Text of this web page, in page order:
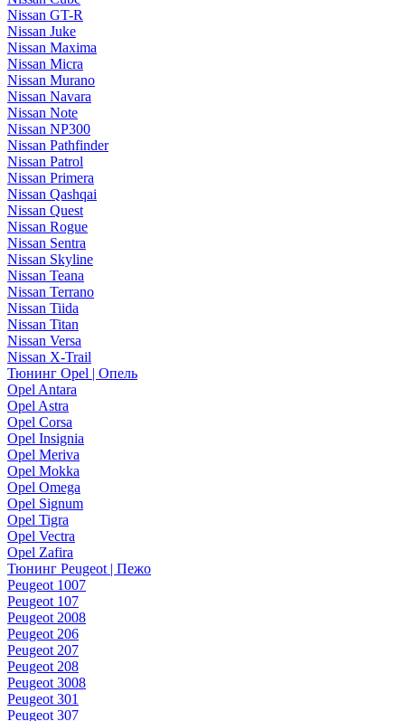
Nissan GT-R
Nissan Juke
Nissan Maxima
Nissan Micra
Nissan Murano
Nissan Navara
Nissan Note
Nissan NP300
Nissan Pathfinder
Nissan Patrol
Nissan Primera
Nissan Qashqai
Nissan Quest
Nissan Rogue
Nissan Sentra
Nissan Skyline
Nissan Teana
Nissan Terrano
Nissan Tiida
Nissan Titan
Nissan Versa
Nissan X-Trail
Тюнинг Opel | Опель
Opel Antara
Opel Astra
Opel Corsa
Opel Insignia
Opel Meriva
Opel Mokka
Opel Omega
Opel Signum
Opel Tigra
Opel Vectra
Opel Zafira
Тюнинг Peugeot | Пежо
Peugeot 1007
Peugeot 107
Peugeot 2008
Peugeot 206
Peugeot 207
Peugeot 208
Peugeot 3008
Peugeot 301
Peugeot 307